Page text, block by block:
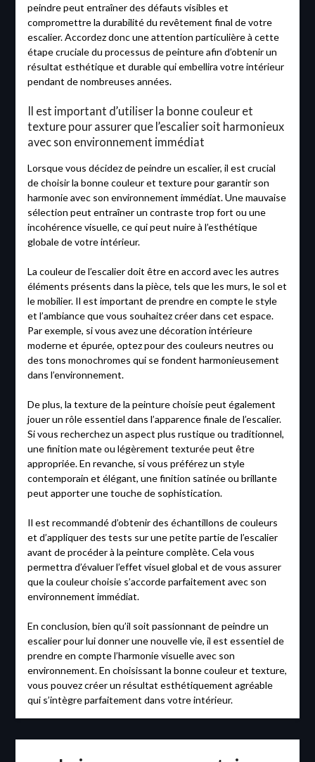
peindre peut entraîner des défauts visibles et
compromettre la durabilité du revêtement final de votre
escalier. Accordez donc une attention particulière à cette
étape cruciale du processus de peinture afin d’obtenir un
résultat esthétique et durable qui embellira votre intérieur
pendant de nombreuses années.
Il est important d’utiliser la bonne couleur et
texture pour assurer que l’escalier soit harmonieux
avec son environnement immédiat
Lorsque vous décidez de peindre un escalier, il est crucial
de choisir la bonne couleur et texture pour garantir son
harmonie avec son environnement immédiat. Une mauvaise
sélection peut entraîner un contraste trop fort ou une
incohérence visuelle, ce qui peut nuire à l’esthétique
globale de votre intérieur.
La couleur de l’escalier doit être en accord avec les autres
éléments présents dans la pièce, tels que les murs, le sol et
le mobilier. Il est important de prendre en compte le style
et l’ambiance que vous souhaitez créer dans cet espace.
Par exemple, si vous avez une décoration intérieure
moderne et épurée, optez pour des couleurs neutres ou
des tons monochromes qui se fondent harmonieusement
dans l’environnement.
De plus, la texture de la peinture choisie peut également
jouer un rôle essentiel dans l’apparence finale de l’escalier.
Si vous recherchez un aspect plus rustique ou traditionnel,
une finition mate ou légèrement texturée peut être
appropriée. En revanche, si vous préférez un style
contemporain et élégant, une finition satinée ou brillante
peut apporter une touche de sophistication.
Il est recommandé d’obtenir des échantillons de couleurs
et d’appliquer des tests sur une petite partie de l’escalier
avant de procéder à la peinture complète. Cela vous
permettra d’évaluer l’effet visuel global et de vous assurer
que la couleur choisie s’accorde parfaitement avec son
environnement immédiat.
En conclusion, bien qu’il soit passionnant de peindre un
escalier pour lui donner une nouvelle vie, il est essentiel de
prendre en compte l’harmonie visuelle avec son
environnement. En choisissant la bonne couleur et texture,
vous pouvez créer un résultat esthétiquement agréable
qui s’intègre parfaitement dans votre intérieur.